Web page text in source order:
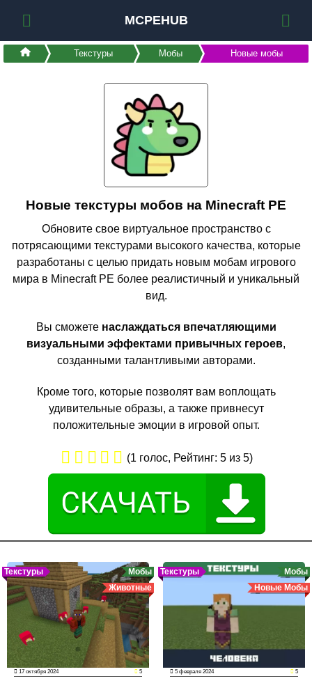
MCPEHUB
Текстуры Мобы Новые мобы
Новые текстуры мобов на Minecraft PE
Обновите свое виртуальное пространство с
потрясающими текстурами высокого качества, которые
разработаны с целью придать новым мобам игрового
мира в Minecraft PE более реалистичный и уникальный
вид.
Вы сможете наслаждаться впечатляющими
визуальными эффектами привычных героев,
созданными талантливыми авторами.
Кроме того, которые позволят вам воплощать
удивительные образы, а также привнесут
положительные эмоции в игровой опыт.
(1 голос, Рейтинг:5 из 5)
Текстуры
Мобы
Животные
17 октября 2024 5
Текстуры
Мобы
Новые Мобы
5 февраля 2024 5